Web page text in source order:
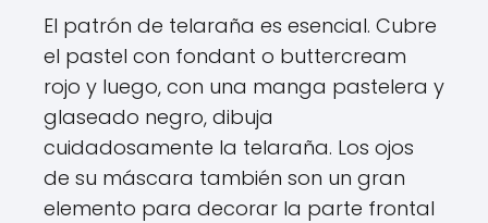
El patrón de telaraña es esencial. Cubre
el pastel con fondant o buttercream
rojo y luego, con una manga pastelera y
glaseado negro, dibuja
cuidadosamente la telaraña. Los ojos
de su máscara también son un gran
elemento para decorar la parte frontal